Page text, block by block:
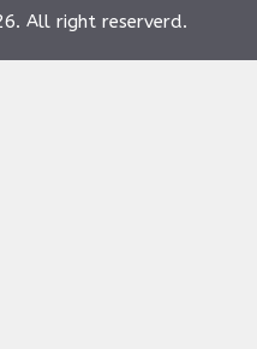
All right reserverd.